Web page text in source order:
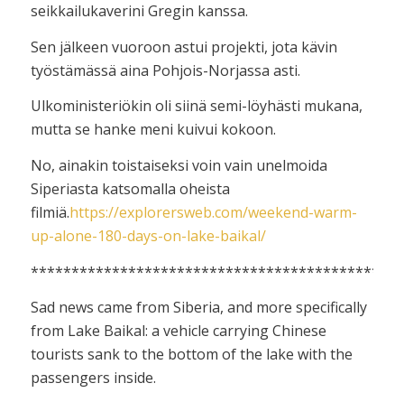
seikkailukaverini Gregin kanssa.
Sen jälkeen vuoroon astui projekti, jota kävin
työstämässä aina Pohjois-Norjassa asti.
Ulkoministeriökin oli siinä semi-löyhästi mukana,
mutta se hanke meni kuivui kokoon.
No, ainakin toistaiseksi voin vain unelmoida
Siperiasta katsomalla oheista
filmiä.https://explorersweb.com/weekend-warm-
up-alone-180-days-on-lake-baikal/
Sad news came from Siberia, and more specifically
from Lake Baikal: a vehicle carrying Chinese
tourists sank to the bottom of the lake with the
passengers inside.